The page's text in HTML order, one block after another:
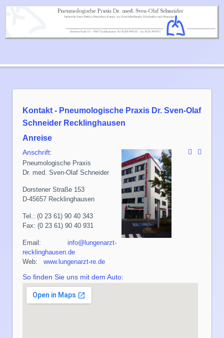
Kontakt - Pneumologische Praxis Dr. Sven-Olaf
Schneider Recklinghausen
Anreise
Anschrift:
Pneumologische Praxis
Dr. med. Sven-Olaf Schneider
Dorstener Straße 153
D-45657 Recklinghausen
Tel.: (0 23 61) 90 40 343
Fax: (0 23 61) 90 40 931
Email: info@lungenarzt-
recklinghausen.de
Web: www.lungenarzt-re.de
So finden Sie uns mit dem Auto: